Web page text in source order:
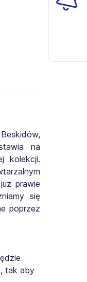
na
kolekcji.
prawie
się
poprzez
tak aby